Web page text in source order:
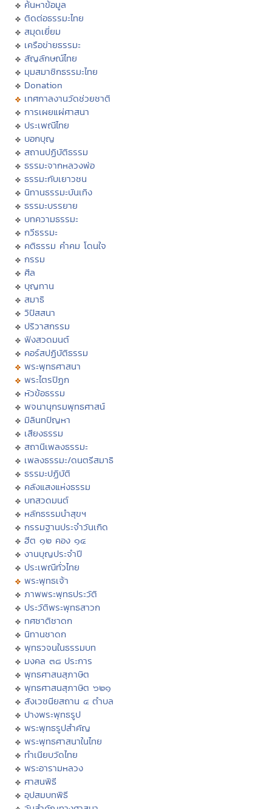
ค้นหาข้อมูล
ติดต่อธรรมะไทย
สมุดเยี่ยม
เครือข่ายธรรมะ
สัญลักษณ์ไทย
มุมสมาชิกธรรมะไทย
Donation
เทศกาลงานวัดช่วยชาติ
การเผยแผ่ศาสนา
ประเพณีไทย
บอกบุญ
สถานปฏิบัติธรรม
ธรรมะจากหลวงพ่อ
ธรรมะกับเยาวชน
นิทานธรรมะบันเทิง
ธรรมะบรรยาย
บทความธรรมะ
กวีธรรมะ
คติธรรม คำคม โดนใจ
กรรม
ศีล
บุญทาน
สมาธิ
วิปัสสนา
ปริวาสกรรม
ฟังสวดมนต์
คอร์สปฏิบัติธรรม
พระพุทธศาสนา
พระไตรปิฏก
หัวข้อธรรม
พจนานุกรมพุทธศาสน์
มิลินทปัญหา
เสียงธรรม
สถานีเพลงธรรมะ
เพลงธรรมะ/ดนตรีสมาธิ
ธรรมะปฏิบัติ
คลังแสงแห่งธรรม
บทสวดมนต์
หลักธรรมนำสุขฯ
กรรมฐานประจำวันเกิด
ฮีต ๑๒ คอง ๑๔
งานบุญประจำปี
ประเพณีทั่วไทย
พระพุทธเจ้า
ภาพพระพุทธประวัติ
ประวัติพระพุทธสาวก
ทศชาติชาดก
นิทานชาดก
พุทธวจนในธรรมบท
มงคล ๓๘ ประการ
พุทธศาสนสุภาษิต
พุทธศาสนสุภาษิต ๖๒๑
สังเวชนียสถาน ๔ ตำบล
ปางพระพุทธรูป
พระพุทธรูปสำคัญ
พระพุทธศาสนาในไทย
ทำเนียบวัดไทย
พระอารามหลวง
ศาสนพิธี
อุปสมบทพิธี